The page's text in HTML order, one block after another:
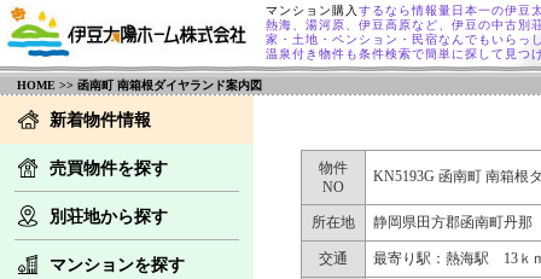
マンション購入 するなら情報量日本一の伊豆
熱海、湯河原、伊豆高原など、伊豆の中古別
家・土地・ペンション・民宿なんでもいらっ
温泉付き物件も条件検索で簡単に探して見つ
HOME >> 函南町 南箱根ダイヤランド案内図
新着物件情報
売買物件を探す
別荘地から探す
マンションを探す
物件
NO
KN5193G 函南町 南箱根
所在地 静岡県田方郡函南町丹那
交通 最寄り駅：熱海駅 13